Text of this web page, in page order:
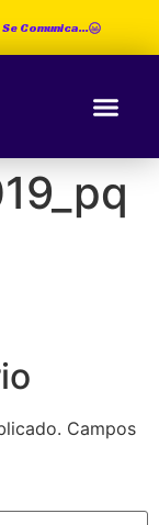
Se Comunica...
Campos